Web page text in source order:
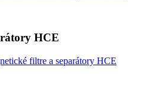
HCE
filtre a separátory HCE